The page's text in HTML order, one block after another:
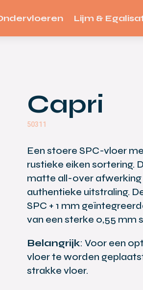
Lijm &
Capri
50311
Een stoere SPC-vloer
rustieke eiken sortering.
matte all-over afwerking
authentieke uitstraling.
SPC + 1 mm
van een sterke 0,55 mm
Belangrijk: Voor een
vloer te worden
strakke vloer.